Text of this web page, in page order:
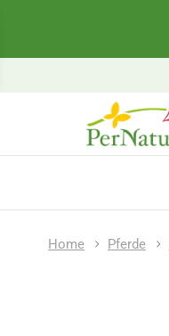
Home Pferde